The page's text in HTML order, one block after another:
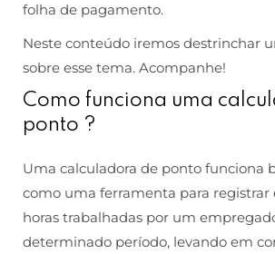
folha de pagamento.
Neste conteúdo iremos destrinchar
sobre esse tema. Acompanhe!
Como funciona uma
ponto ?
Uma calculadora de ponto funciona
como uma ferramenta para registrar
horas trabalhadas por um
determinado período, levando em